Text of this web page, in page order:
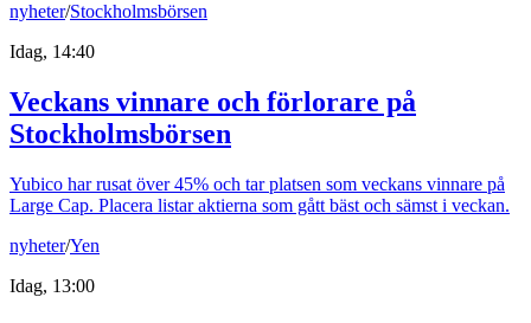
nyheter/Stockholmsbörsen
Idag, 14:40
Veckans vinnare och förlorare på
Stockholmsbörsen
Yubico har rusat över 45% och tar platsen som veckans vinnare på
Large Cap. Placera listar aktierna som gått bäst och sämst i veckan.
nyheter/Yen
Idag, 13:00